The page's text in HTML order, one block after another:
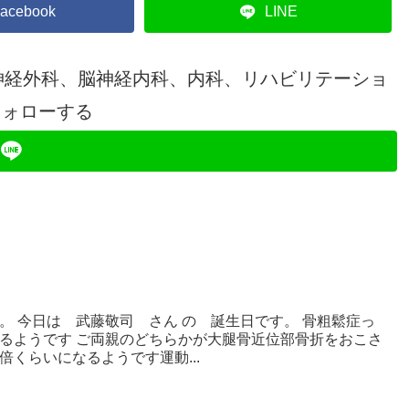
LINE
外科、脳神経内科、内科、リハビリテーショ
ローする
今日は 武藤敬司 さん の 誕生日です。 骨粗鬆症っ
うです ご両親のどちらかが大腿骨近位部骨折をおこさ
くらいになるようです運動...